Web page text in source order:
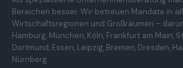
Bereichen besser. Wir betreuen Mandate in
Wirtschaftsregionen und Großräumen –
Hamburg, München, Köln, Frankfurt am Main,
Dortmund, Essen, Leipzig, Bremen, Dresden,
Nürnberg.